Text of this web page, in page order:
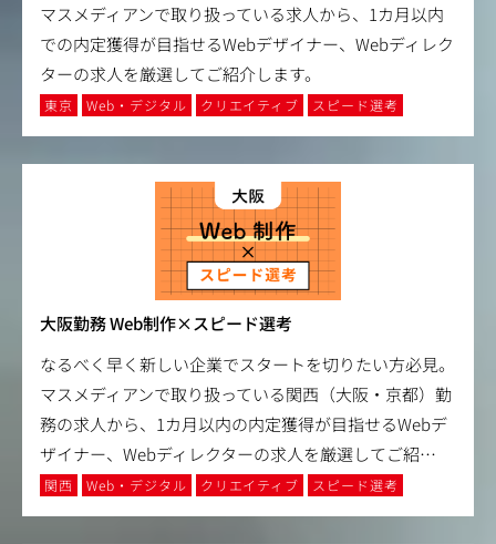
マスメディアンで取り扱っている求人から、1カ月以内
での内定獲得が目指せるWebデザイナー、Webディレク
ターの求人を厳選してご紹介します。
東京 Web・デジタル クリエイティブ スピード選考
大阪勤務 Web制作×スピード選考
なるべく早く新しい企業でスタートを切りたい方必見。
マスメディアンで取り扱っている関西（大阪・京都）勤
務の求人から、1カ月以内の内定獲得が目指せるWebデ
ザイナー、Webディレクターの求人を厳選してご紹…
関西 Web・デジタル クリエイティブ スピード選考